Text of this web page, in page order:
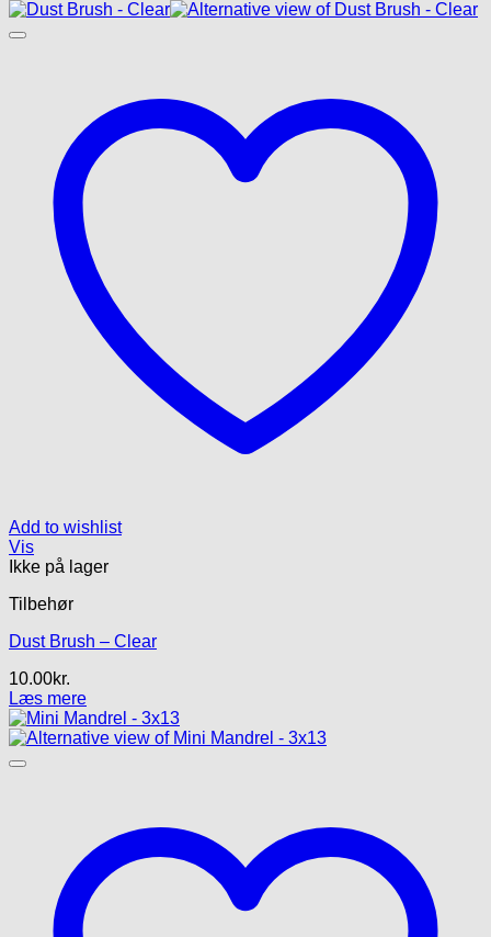
Add to wishlist
Vis
Ikke på lager
Tilbehør
Dust Brush – Clear
10.00kr.
Læs mere